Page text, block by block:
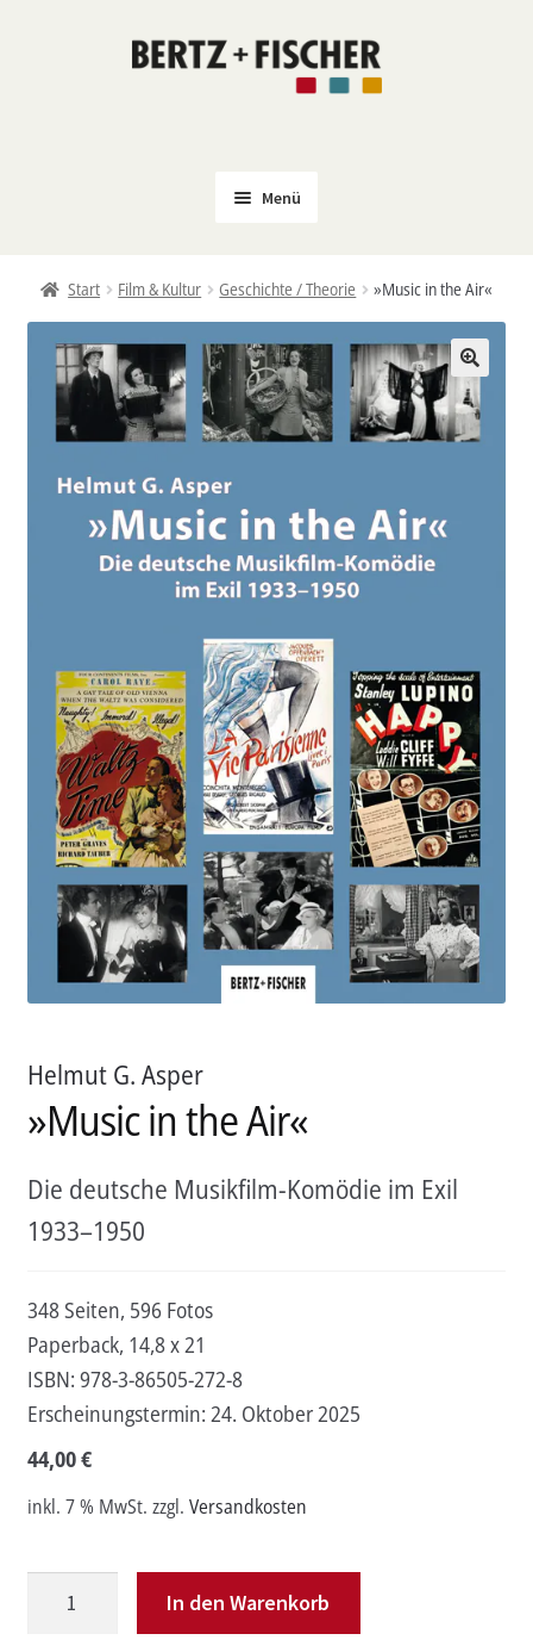
Zur
Zum
Menü
Coming Soon
Politik
Untermenü
öffnen
PROKLA
Open Access
Untermenü
Film & Kultur
öffnen
Autor*innen
Aktuelles
Handel
Service
Untermenü
öffnen
Newsletter
Start Film & Kultur Geschichte / Theorie »Music in the Air«
Helmut G. Asper
»Music in the Air«
Die deutsche Musikfilm-Komödie im Exil
1933–1950
348 Seiten, 596 Fotos
Paperback, 14,8 x 21
ISBN: 978-3-86505-272-8
Erscheinungstermin: 24. Oktober 2025
44,00€
inkl. 7 % MwSt. zzgl. Versandkosten
In den Warenkorb